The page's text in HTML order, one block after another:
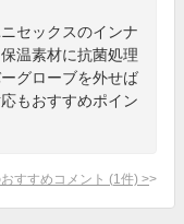
セックスのインナ
温素材に抗菌処理
グローブを外せば
もおすすめポイン
すすめコメント (1 件) >